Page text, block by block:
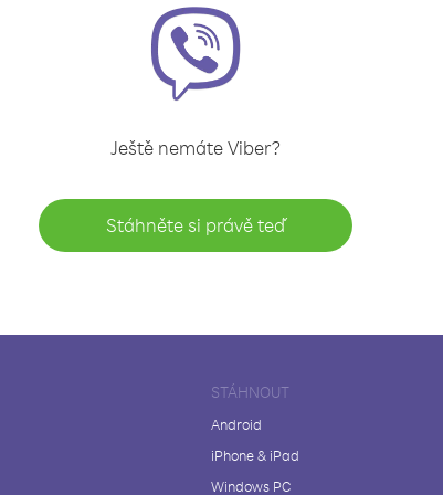
Ještě nemáte Viber?
Stáhněte si právě teď
STÁHNOUT
Android
iPhone & iPad
Windows PC